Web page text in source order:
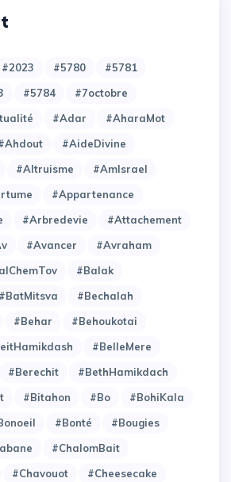
#2023 #5780
#5781
#5784
#7octobre
#Adar
#AharaMot
#AideDivine
#Altruisme
#AmIsrael
#Appartenance
#Arbredevie
#Attachement
#Avancer
#Avraham
#Balak
#BatMitsva
#Bechalah
#Behar
#Behoukotai
#BelleMere
#Berechit
#BethHamikdach
#Bitahon #Bo
#BohiKala
#Bonté
#Bougies
#ChalomBait
#Chavouot
#Cheesecake